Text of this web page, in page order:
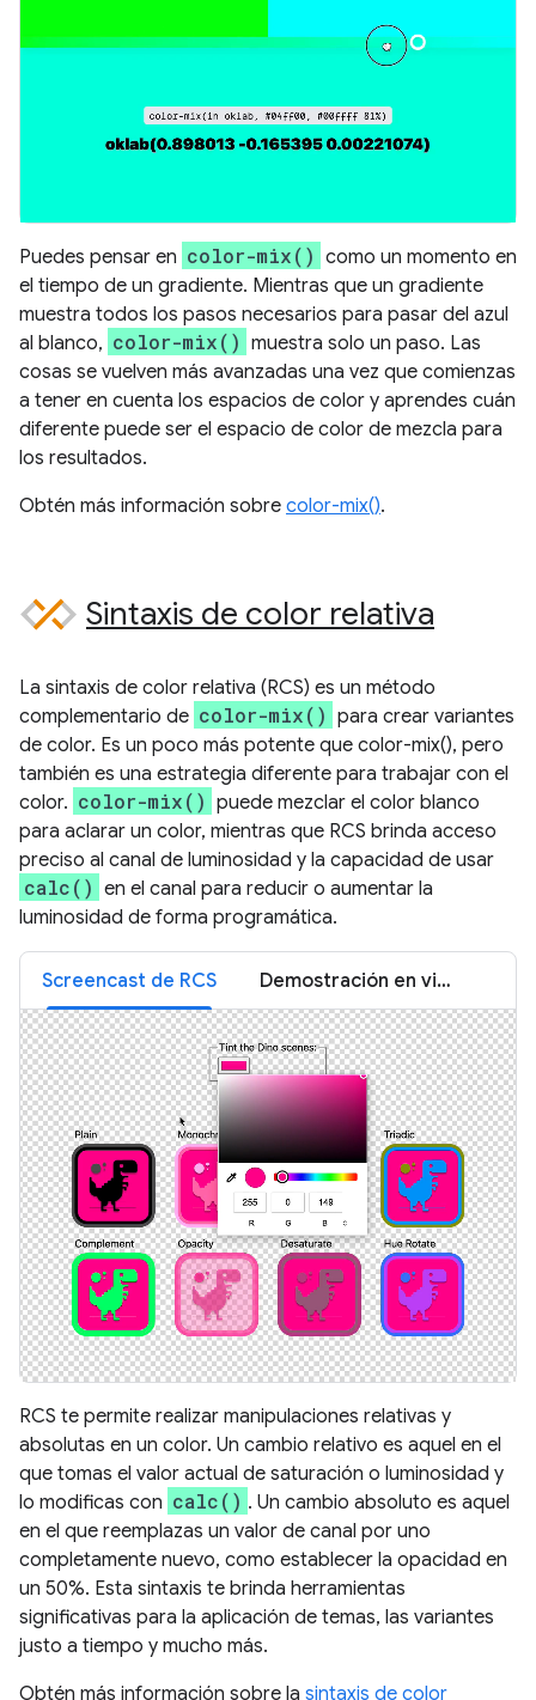
Puedes pensar en color-mix() como un momento en
el tiempo de un gradiente. Mientras que un gradiente
muestra todos los pasos necesarios para pasar del azul
al blanco, color-mix() muestra solo un paso. Las
cosas se vuelven más avanzadas una vez que comienzas
a tener en cuenta los espacios de color y aprendes cuán
diferente puede ser el espacio de color de mezcla para
los resultados.
Obtén más información sobre color-mix().
Sintaxis de color relativa
La sintaxis de color relativa (RCS) es un método
complementario de color-mix() para crear variantes
de color. Es un poco más potente que color-mix(), pero
también es una estrategia diferente para trabajar con el
color. color-mix() puede mezclar el color blanco
para aclarar un color, mientras que RCS brinda acceso
preciso al canal de luminosidad y la capacidad de usar
calc() en el canal para reducir o aumentar la
luminosidad de forma programática.
Screencast de RCS Demostración en vivo de RCS
RCS te permite realizar manipulaciones relativas y
absolutas en un color. Un cambio relativo es aquel en el
que tomas el valor actual de saturación o luminosidad y
lo modificas con calc() . Un cambio absoluto es aquel
en el que reemplazas un valor de canal por uno
completamente nuevo, como establecer la opacidad en
un 50%. Esta sintaxis te brinda herramientas
significativas para la aplicación de temas, las variantes
justo a tiempo y mucho más.
Obtén más información sobre la sintaxis de color